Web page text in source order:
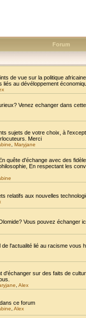
Forum
de vue sur la politique
au dévéloppement
Venez echanger dans
sujets de votre choix, à
Merci
Maryjane
quête d'échange avec des
En respectant les
relatifs aux nouvelles
Vous pouvez échanger
l'actualité lié au racisme
d'échanger sur des faits de
Alex
ce forum
Alex